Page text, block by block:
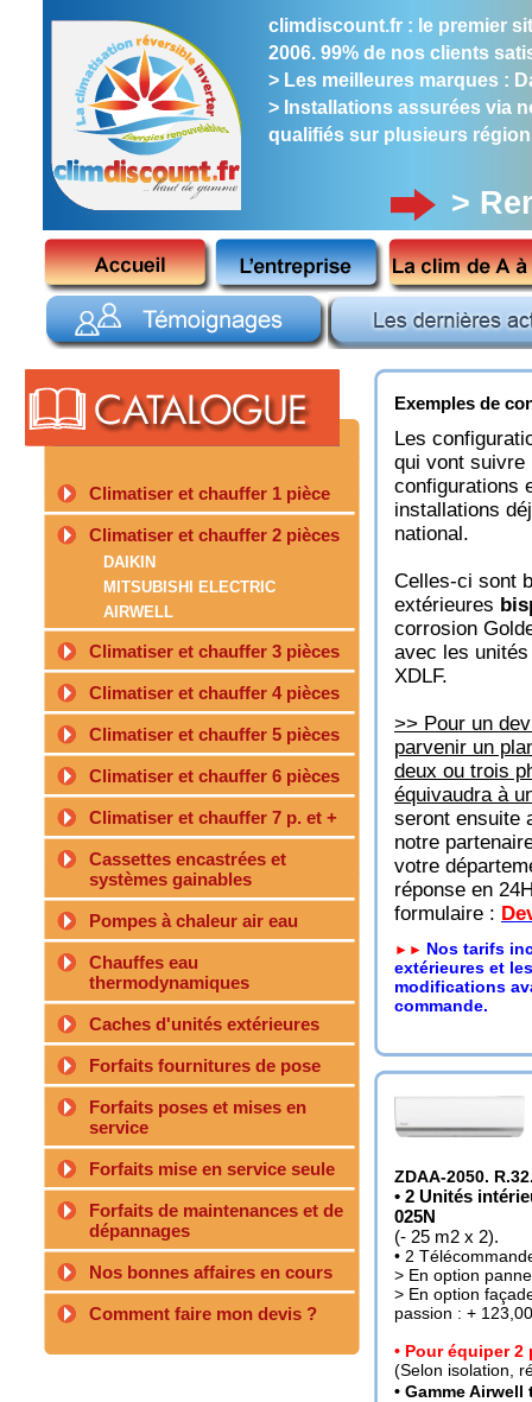
climdiscount.fr : le premier
2006. 99% de nos clients
> Les meilleures marques :
> Installations assurées via
qualifiés sur plusieurs
>
Climatiser et chauffer 1 pièce
Climatiser et chauffer 2 pièces
DAIKIN
MITSUBISHI ELECTRIC
AIRWELL
Climatiser et chauffer 3 pièces
Climatiser et chauffer 4 pièces
Climatiser et chauffer 5 pièces
Climatiser et chauffer 6 pièces
Climatiser et chauffer 7 p. et +
Cassettes encastrées et
systèmes gainables
Pompes à chaleur air eau
Chauffes eau
thermodynamiques
Caches d'unités extérieures
Forfaits fournitures de pose
Forfaits poses et mises en
service
Forfaits mise en service seule
Forfaits de maintenances et de
dépannages
Nos bonnes affaires en cours
Comment faire mon devis ?
Exemples de
Les
qui vont suivre
configurations
installations
national.
Celles-ci sont
extérieures
corrosion
avec les
XDLF.
>> Pour un
parvenir un
deux ou trois
équivaudra à
seront ensuite
notre
votre
réponse en
formulaire :
►► Nos tarifs
extérieures et
modifications
commande.
ZDAA-2050.
• 2 Unités
025N
(- 25 m2 x 2).
• 2
> En option
> En option
passion : +
• Pour équiper
(Selon isolation,
• Gamme